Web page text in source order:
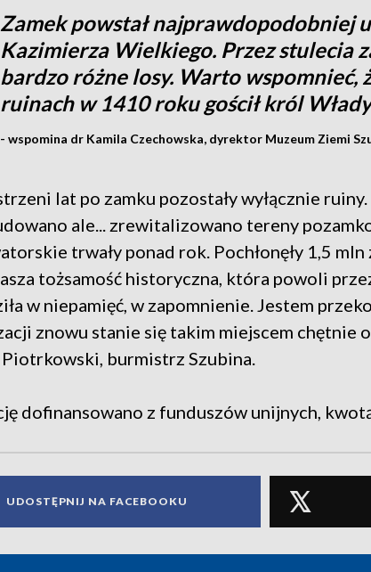
Zamek powstał najprawdopodobniej
Kazimierza Wielkiego. Przez stulecia
bardzo różne losy. Warto wspomnieć,
ruinach w 1410 roku gościł król
- wspomina dr Kamila Czechowska, dyrektor Muzeum Ziemi
lat po zamku pozostały wyłącznie
ale... zrewitalizowano tereny
trwały ponad rok. Pochłonęły 1,5
tożsamość historyczna, która powoli
w niepamięć, w zapomnienie. Jestem
znowu stanie się takim miejscem chętnie
burmistrz Szubina.
dofinansowano z funduszów unijnych,
UDOSTĘPNIJ NA FACEBOOKU